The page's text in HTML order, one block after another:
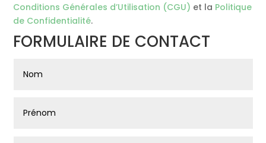
Conditions Générales d’Utilisation (CGU) et la Politique
de Confidentialité.
FORMULAIRE DE CONTACT